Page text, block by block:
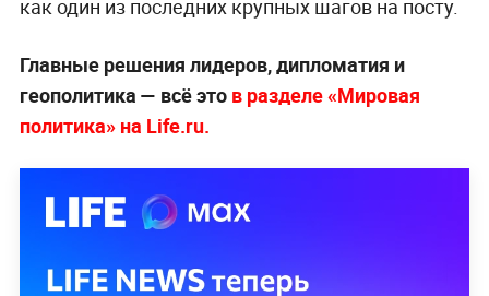
как один из последних крупных шагов на посту.
Главные решения лидеров, дипломатия и
геополитика — всё это в разделе «Мировая
политика» на Life.ru.